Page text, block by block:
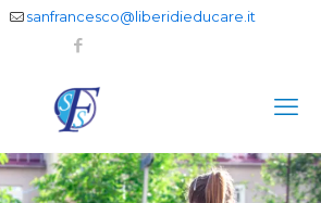
sanfrancesco@liberidieducare.it